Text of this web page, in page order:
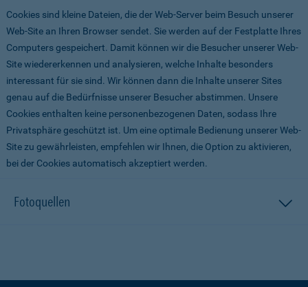
Cookies sind kleine Dateien, die der Web-Server beim Besuch unserer
Web-Site an Ihren Browser sendet. Sie werden auf der Festplatte Ihres
Computers gespeichert. Damit können wir die Besucher unserer Web-
Site wiedererkennen und analysieren, welche Inhalte besonders
interessant für sie sind. Wir können dann die Inhalte unserer Sites
genau auf die Bedürfnisse unserer Besucher abstimmen. Unsere
Cookies enthalten keine personenbezogenen Daten, sodass Ihre
Privatsphäre geschützt ist. Um eine optimale Bedienung unserer Web-
Site zu gewährleisten, empfehlen wir Ihnen, die Option zu aktivieren,
bei der Cookies automatisch akzeptiert werden.
Fotoquellen